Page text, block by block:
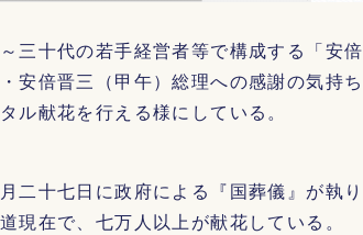
三十代の若手経営者等で構成する「安倍
安倍晋三（甲午）総理への感謝の気持ち
ル献花を行える様にしている。
二十七日に政府による『国葬儀』が執り
在で、七万人以上が献花している。